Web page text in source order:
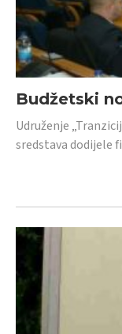
Budžetski
Udruženje
sredstava dodijele